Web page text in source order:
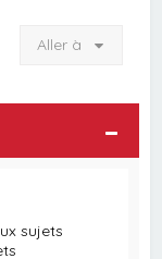
Aller à
sujets